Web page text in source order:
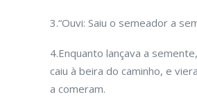
3.“Ouvi: Saiu o semeador a
4.Enquanto lançava a
caiu à beira do caminho, e
a comeram.